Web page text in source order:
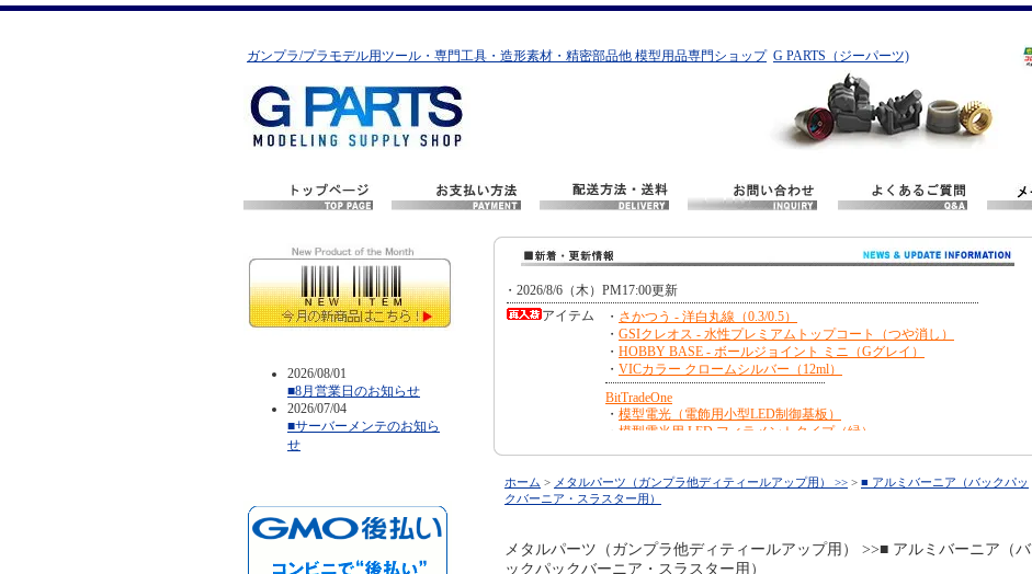
ガンプラ/プラモデル用ツール・専門工具・造形素材・精密部品他 模型用品専門ショップ G PARTS（ジーパーツ)
2026/08/01
■8月営業日のお知らせ
2026/07/04
■サーバーメンテのお知ら
せ
ホーム > メタルパーツ（ガンプラ他ディティールアップ用） >> > ■ アルミバーニア（バックパッ
クバーニア・スラスター用）
メタルパーツ（ガンプラ他ディティールアップ用） >>■ アルミバーニア（バ
ックパックバーニア・スラスター用）